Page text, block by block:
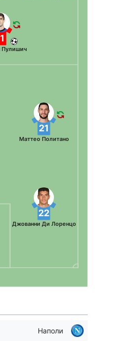
Пулишич
22
Джованни Ди Лоренцо
21
Маттео Политано
Наполи